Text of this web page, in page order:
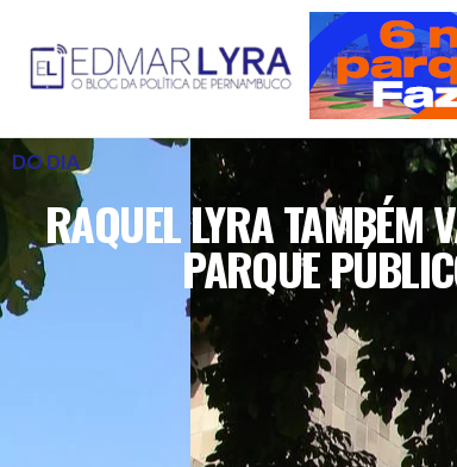
DO DIA
RAQUEL LYRA TAMBÉM
PARQUE